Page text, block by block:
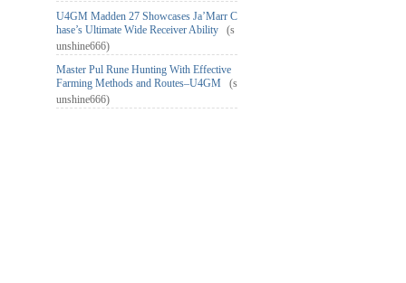
U4GM Madden 27 Showcases Ja’Marr C
hase’s Ultimate Wide Receiver Ability
(s
unshine666)
Master Pul Rune Hunting With Effective
Farming Methods and Routes–U4GM
(s
unshine666)